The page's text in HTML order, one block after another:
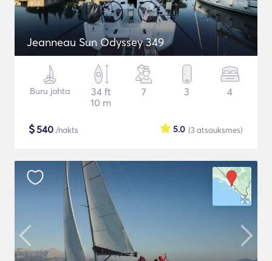
Jeanneau Sun Odyssey 349
Buru jahta
34 ft
10 m
7 3 4
$540 /nakts (3atsauksmes)
5.0